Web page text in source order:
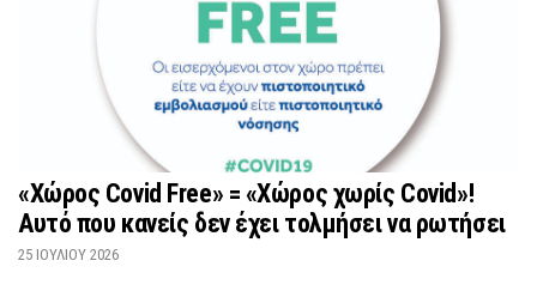
«Χώρος Covid Free» = «Χώρος χωρίς Covid»!
Αυτό που κανείς δεν έχει τολμήσει να ρωτήσει
25 ΙΟΥΛΊΟΥ 2026